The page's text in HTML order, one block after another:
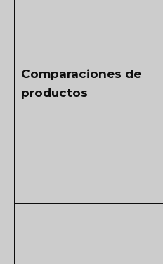
Comparaciones de
productos